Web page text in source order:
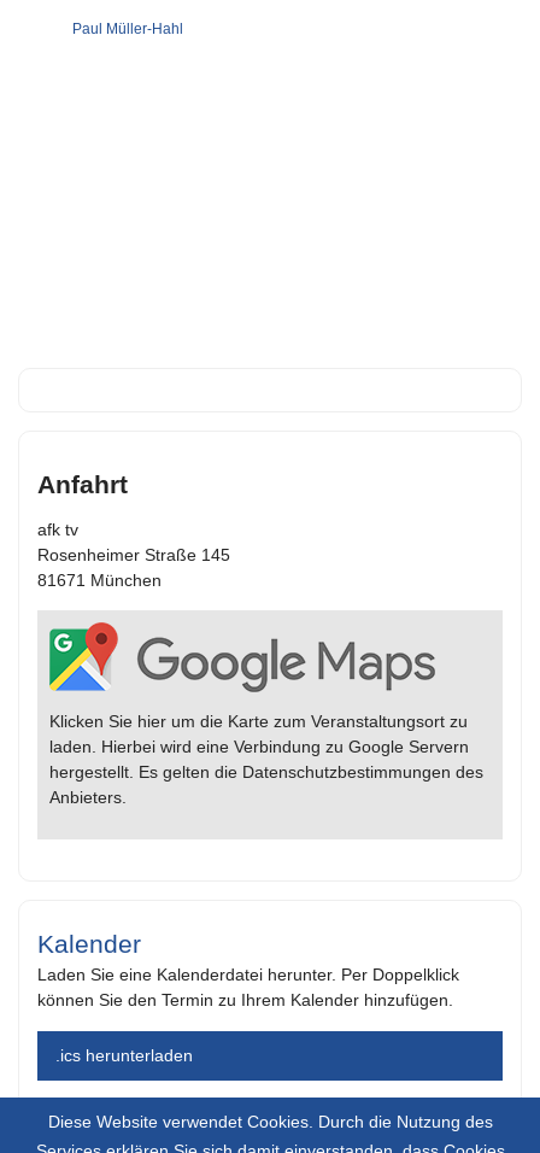
Paul Müller-Hahl
Anfahrt
afk tv
Rosenheimer Straße 145
81671 München
Klicken Sie hier um die Karte zum Veranstaltungsort zu
laden. Hierbei wird eine Verbindung zu Google Servern
hergestellt. Es gelten die Datenschutzbestimmungen des
Anbieters.
Kalender
Laden Sie eine Kalenderdatei herunter. Per Doppelklick
können Sie den Termin zu Ihrem Kalender hinzufügen.
.ics herunterladen
Diese Website verwendet Cookies. Durch die Nutzung des